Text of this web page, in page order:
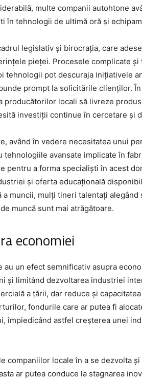
multe companii autohtone
în tehnologii de ultimă oră și
legislativ și birocrația, care
pieței. Procesele complicate și
tehnologii pot descuraja inițiativele
prompt la solicitările clienților.
producătorilor locali să livreze
investiții continue în cercetare și
având în vedere necesitatea unui
avansate implicate în
pentru a forma specialiști în acest
și oferta educațională
muncii, mulți tineri talentați alegând
muncă sunt mai atrăgătoare.
economiei
un efect semnificativ asupra
și limitând dezvoltarea industriei
a țării, dar reduce și
fondurile care ar putea fi
împiedicând astfel creșterea unei
locale în a se dezvolta și
ar putea conduce la stagnarea